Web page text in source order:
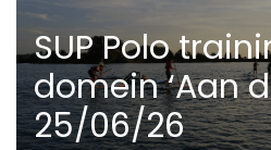
SUP Polo
domein ‘Aan
25/06/26